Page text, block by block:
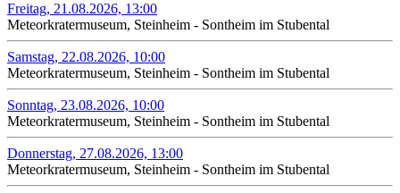
Freitag, 21.08.2026, 13:00
Meteorkratermuseum, Steinheim - Sontheim im Stubental
Samstag, 22.08.2026, 10:00
Meteorkratermuseum, Steinheim - Sontheim im Stubental
Sonntag, 23.08.2026, 10:00
Meteorkratermuseum, Steinheim - Sontheim im Stubental
Donnerstag, 27.08.2026, 13:00
Meteorkratermuseum, Steinheim - Sontheim im Stubental